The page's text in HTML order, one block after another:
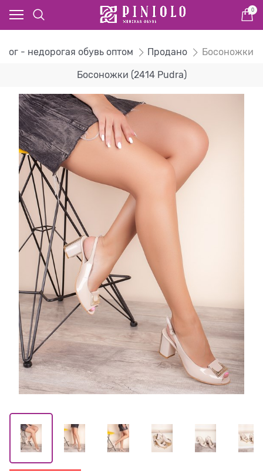
0
- недорогая обувь оптом Продано Босоножки
Босоножки (2414 Pudra)